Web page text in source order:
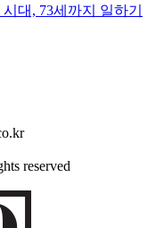
대, 73세까지 일하기
reserved